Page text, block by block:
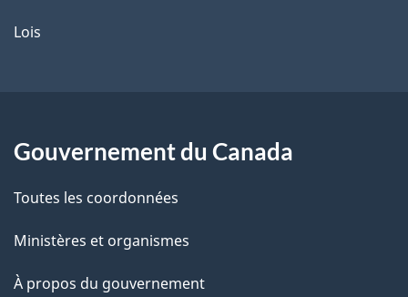
Lois
Gouvernement du Canada
Toutes les coordonnées
Ministères et organismes
À propos du gouvernement